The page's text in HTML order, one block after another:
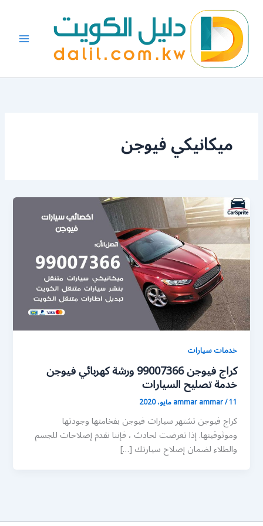
المحتوى
ميكانيكي فيوجن
خدمات سيارات
كراج فيوجن 99007366 ورشة كهربائي فيوجن
خدمة تصليح السيارات
ammar ammar/11 مايو، 2020
كراج فيوجن تشتهر سيارات فيوجن بفخامتها وجودتها
وموثوقيتها. إذا تعرضت لحادث ، فإننا نقدم إصلاحات للجسم
والطلاء لضمان إصلاح سيارتك […]